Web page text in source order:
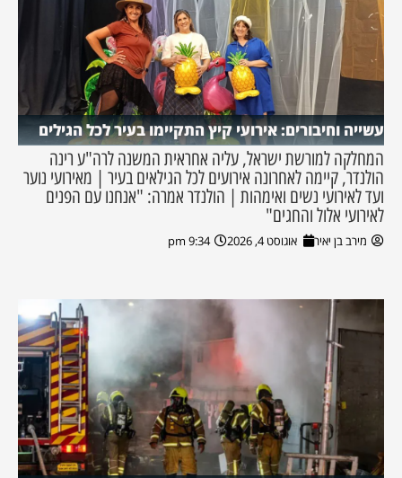
עשייה וחיבורים: אירועי קיץ התקיימו בעיר לכל הגילים
המחלקה למורשת ישראל, עליה אחראית המשנה לרה"ע רינה
הולנדר, קיימה לאחרונה אירועים לכל הגילאים בעיר | מאירועי נוער
ועד לאירועי נשים ואימהות | הולנדר אמרה: "אנחנו עם הפנים
לאירועי אלול והחגים"
מירב בן יאיר אוגוסט 4, 2026 9:34 pm